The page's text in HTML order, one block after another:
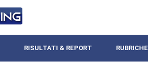
RISULTATI & REPORT RUBRICHE